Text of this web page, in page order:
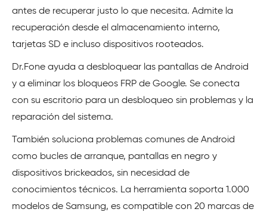
antes de recuperar justo lo que necesita. Admite la
recuperación desde el almacenamiento interno,
tarjetas SD e incluso dispositivos rooteados.
Dr.Fone ayuda a desbloquear las pantallas de Android
y a eliminar los bloqueos FRP de Google. Se conecta
con su escritorio para un desbloqueo sin problemas y la
reparación del sistema.
También soluciona problemas comunes de Android
como bucles de arranque, pantallas en negro y
dispositivos brickeados, sin necesidad de
conocimientos técnicos. La herramienta soporta 1.000
modelos de Samsung, es compatible con 20 marcas de